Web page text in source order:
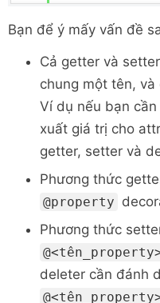
def
def
if
else
years old')
putin
putin
putin.
Bạn để ý mấy vấn đề
Cả getter và
chung một tên,
Ví dụ nếu bạn
xuất giá trị cho
getter, setter và
Phương thức
@property
Phương thức
deleter cần đánh